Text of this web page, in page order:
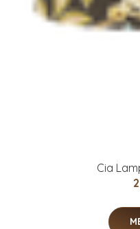
Cia